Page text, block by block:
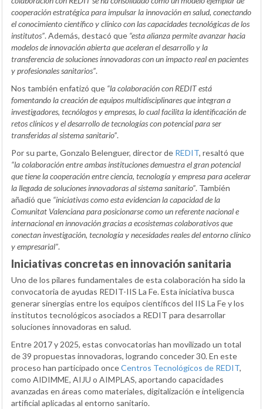
cooperación estratégica para impulsar la innovación en salud, conectando
el conocimiento científico y clínico con las capacidades tecnológicas de los
institutos”. Además, destacó que “esta alianza permite avanzar hacia
modelos de innovación abierta que aceleran el desarrollo y la
transferencia de soluciones innovadoras con un impacto real en pacientes
y profesionales sanitarios”.
Nos también enfatizó que “la colaboración con REDIT está
fomentando la creación de equipos multidisciplinares que integran a
investigadores, tecnólogos y empresas, lo cual facilita la identificación de
retos clínicos y el desarrollo de tecnologías con potencial para ser
transferidas al sistema sanitario”.
Por su parte, Gonzalo Belenguer, director de REDIT, resaltó que
“la colaboración entre ambas instituciones demuestra el gran potencial
que tiene la cooperación entre ciencia, tecnología y empresa para acelerar
la llegada de soluciones innovadoras al sistema sanitario”. También
añadió que “iniciativas como esta evidencian la capacidad de la
Comunitat Valenciana para posicionarse como un referente nacional e
internacional en innovación gracias a ecosistemas colaborativos que
conectan investigación, tecnología y necesidades reales del entorno clínico
y empresarial”.
Iniciativas concretas en innovación sanitaria
Uno de los pilares fundamentales de esta colaboración ha sido la
convocatoria de ayudas REDIT-IIS La Fe. Esta iniciativa busca
generar sinergias entre los equipos científicos del IIS La Fe y los
institutos tecnológicos asociados a REDIT para desarrollar
soluciones innovadoras en salud.
Entre 2017 y 2025, estas convocatorias han movilizado un total
de 39 propuestas innovadoras, logrando conceder 30. En este
proceso han participado onceCentros Tecnológicos de REDIT,
como AIDIMME, AIJU o AIMPLAS, aportando capacidades
avanzadas en áreas como materiales, digitalización e inteligencia
artificial aplicadas al entorno sanitario.